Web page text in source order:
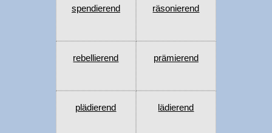
spendierend räsonierend
rebellierend prämierend
plädierend lädierend